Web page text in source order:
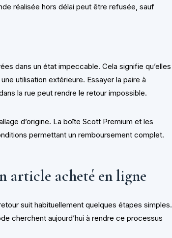
réalisée hors délai peut être refusée, sauf
dans un état impeccable. Cela signifie qu’elles
utilisation extérieure. Essayer la paire à
la rue peut rendre le retour impossible.
d’origine. La boîte Scott Premium et les
permettant un remboursement complet.
article acheté en ligne
suit habituellement quelques étapes simples.
cherchent aujourd’hui à rendre ce processus